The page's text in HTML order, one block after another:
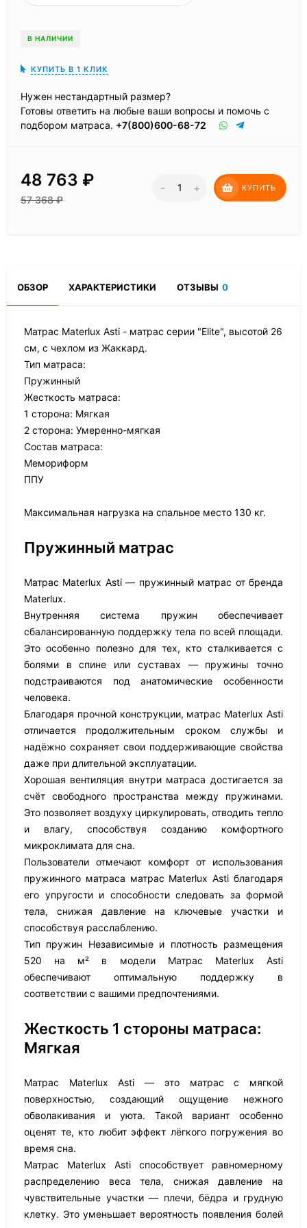
В НАЛИЧИИ
КУПИТЬ В 1 КЛИК
Нужен нестандартный размер?
Готовы ответить на любые ваши вопросы и помочь с
подбором матраса. +7(800)600-68-72
48 763 ₽
57 368₽
- + КУПИТЬ
ОБЗОР ХАРАКТЕРИСТИКИ ОТЗЫВЫ 0
Матрас Materlux Asti - матрас серии "Elite", высотой 26
см, с чехлом из Жаккард.
Тип матраса:
Пружинный
Жесткость матраса:
1 сторона: Мягкая
2 сторона: Умеренно-мягкая
Состав матраса:
Мемориформ
ППУ
Максимальная нагрузка на спальное место 130 кг.
Пружинный матрас
Матрас Materlux Asti — пружинный матрас от бренда
Materlux.
Внутренняя система пружин обеспечивает
сбалансированную поддержку тела по всей площади.
Это особенно полезно для тех, кто сталкивается с
болями в спине или суставах — пружины точно
подстраиваются под анатомические особенности
человека.
Благодаря прочной конструкции, матрас Materlux Asti
отличается продолжительным сроком службы и
надёжно сохраняет свои поддерживающие свойства
даже при длительной эксплуатации.
Хорошая вентиляция внутри матраса достигается за
счёт свободного пространства между пружинами.
Это позволяет воздуху циркулировать, отводить тепло
и влагу, способствуя созданию комфортного
микроклимата для сна.
Пользователи отмечают комфорт от использования
пружинного матраса матрас Materlux Asti благодаря
его упругости и способности следовать за формой
тела, снижая давление на ключевые участки и
способствуя расслаблению.
Тип пружин Независимые и плотность размещения
520 на м² в модели Матрас Materlux Asti
обеспечивают оптимальную поддержку в
соответствии с вашими предпочтениями.
Жесткость 1 стороны матраса:
Мягкая
Матрас Materlux Asti — это матрас с мягкой
поверхностью, создающий ощущение нежного
обволакивания и уюта. Такой вариант особенно
оценят те, кто любит эффект лёгкого погружения во
время сна.
Матрас Materlux Asti способствует равномерному
распределению веса тела, снижая давление на
чувствительные участки — плечи, бёдра и грудную
клетку. Это уменьшает вероятность появления болей